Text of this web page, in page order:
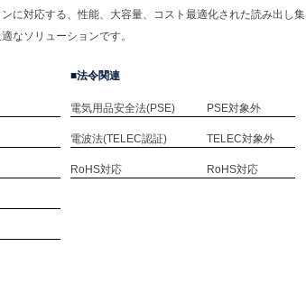
に対応する、性能、大容量、コスト最適化された読み出し集
なソリューションです。
法令関連
電気用品安全法(PSE) PSE対象外
電波法(TELEC認証) TELEC対象外
RoHS対応 RoHS対応